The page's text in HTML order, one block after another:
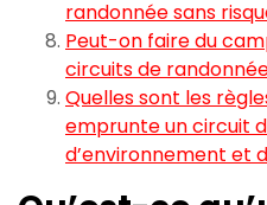
randonnée sans
Peut-on faire du
circuits de
Quelles sont les
emprunte un circuit
d’environnement et